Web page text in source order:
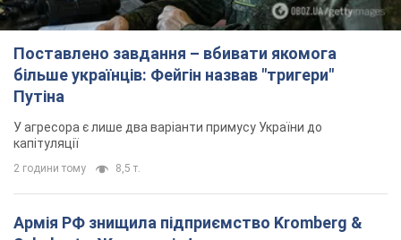
Schubert у Житомирі. Фото
11,3 т.
Києво-Печерську лавру закриють 80-метровим
"монстром"? Чому влада Києва відмовилась
зупиняти будівництво хмарочоса
6 годин тому